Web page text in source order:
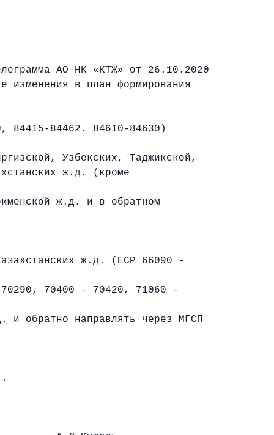
АО НК «КТЖ» от 26.10.2020
изменения в план формирования
84415-84462. 84610-84630)
Узбекских, Таджикской,
ж.д. (кроме
ж.д. и в обратном
ж.д. (ЕСР 66090 -
70400 - 70420, 71060 -
и обратно направлять через МГСП